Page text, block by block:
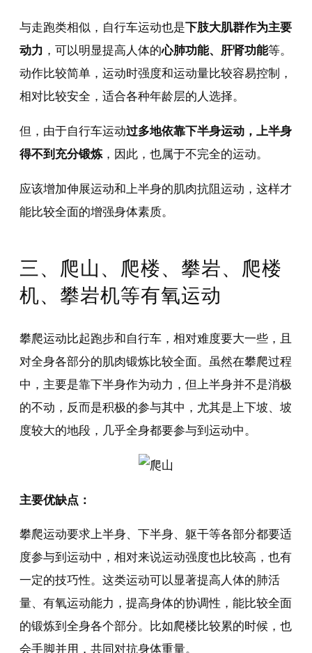
与走跑类相似，自行车运动也是下肢大肌群作为主要
动力 ，可以明显提高人体的心肺功能、肝肾功能等。
动作比较简单，运动时强度和运动量比较容易控制，
相对比较安全，适合各种年龄层的人选择。
但，由于自行车运动过多地依靠下半身运动，上半身
得不到充分锻炼 ，因此，也属于不完全的运动。
应该增加伸展运动和上半身的肌肉抗阻运动，这样才
能比较全面的增强身体素质。
三、爬山、爬楼、攀岩、爬楼
机、攀岩机等有氧运动
攀爬运动比起跑步和自行车，相对难度要大一些，且
对全身各部分的肌肉锻炼比较全面。虽然在攀爬过程
中，主要是靠下半身作为动力，但上半身并不是消极
的不动，反而是积极的参与其中，尤其是上下坡、坡
度较大的地段，几乎全身都要参与到运动中。
主要优缺点：
攀爬运动要求上半身、下半身、躯干等各部分都要适
度参与到运动中，相对来说运动强度也比较高，也有
一定的技巧性。这类运动可以显著提高人体的肺活
量、有氧运动能力，提高身体的协调性，能比较全面
的锻炼到全身各个部分。比如爬楼比较累的时候，也
会手脚并用，共同对抗身体重量。